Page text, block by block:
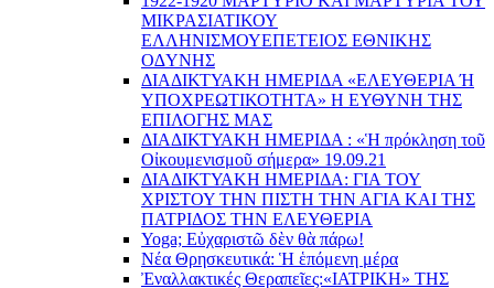
ΜΙΚΡΑΣΙΑΤΙΚΟΥ
EΛΛΗΝΙΣΜΟΥEΠEΤΕΙΟΣ EΘΝΙΚHΣ
O∆YΝΗΣ
ΔΙΑΔΙΚΤΥΑΚΗ ΗΜΕΡΙΔΑ «EΛΕΥΘΕΡΙΑ Ή
YΠΟΧΡΕΩΤΙΚΟΤΗΤΑ» Η ΕΥΘΥΝΗ ΤΗΣ
EΠΙΛΟΓΗΣ ΜΑΣ
ΔΙΑΔΙΚΤΥΑΚΗ ΗΜΕΡΙΔΑ : «Ἡ πρόκληση τοῦ
Οἰκουμενισμοῦ σήμερα» 19.09.21
ΔΙΑΔΙΚΤΥΑΚΗ ΗΜΕΡΙΔΑ: ΓΙΑ ΤΟΥ
ΧΡΙΣΤΟΥ ΤΗΝ ΠΙΣΤΗ ΤΗΝ ΑΓΙΑ ΚΑΙ ΤΗΣ
ΠΑΤΡΙΔΟΣ ΤΗΝ ΕΛΕΥΘΕΡΙΑ
Yoga; Εὐχαριστῶ δὲν θὰ πάρω!
Νέα Θρησκευτικά: Ἡ ἑπόμενη μέρα
Ἐναλλακτικές Θεραπεῖες:«ΙΑΤΡΙΚΗ» ΤΗΣ